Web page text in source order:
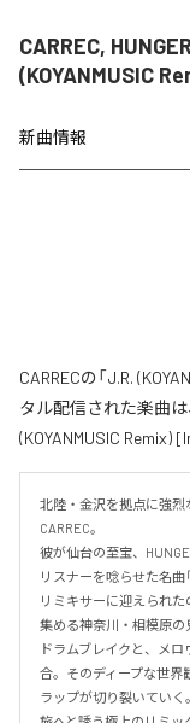
CARREC,
(KOYANMUSIC
新曲情報
CARRECの「J.R.
タル配信された楽曲は
(KOYANMUSIC Remix)
北陸・金沢を拠点に強烈
CARREC。
彼が仙台の至宝、
リスナーを唸らせた名曲
リミキサーに迎えられ
集める神奈川・相模原の
ドラムブレイクと、メ
合。そのディープな世界
ラップが切り裂いてい